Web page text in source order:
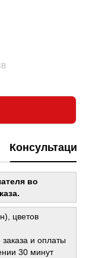
Консультация
во
цветов
и оплаты
30 минут